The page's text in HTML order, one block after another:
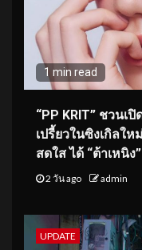
1 min read
“PP KRIT” ชวน
เปรี้ยวในซิงเกิลให
สดใส ได้ “ต้าเหนิ
2 วัน ago admin
UPDATE